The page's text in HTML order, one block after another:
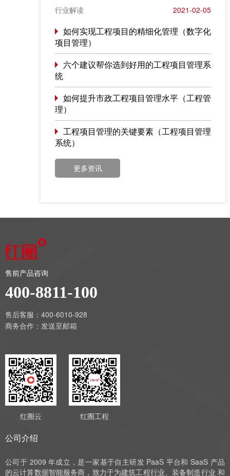
以“数字化转型”为题，谈一点粗浅认识，就教于同
行。
行业解读 2021-02-05
如何实现工程项目的精细化管理（数字化
项目管理）
六个建议帮你选到好用的工程项目管理系
统
如何提升市政工程项目管理水平（工程管
理）
工程项目管理的关键要素（工程项目管理
系统）
更多资讯
售前产品咨询
400-8811-100
售后客服：400-6010-928
商务合作： 发送至邮箱
红圈云 红圈工程
公司介绍
公司于 2009 年成立，是一家基于自主研发 PaaS 平台和 SaaS 产品
的云计算数据智能服务商，致力于为建筑工程行业、装备制造行业 和